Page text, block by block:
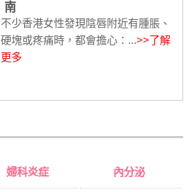
南
不少香港女性發現陰唇附近有腫脹、
硬塊或疼痛時，都會擔心：...>>了解
更多
婦科炎症 內分泌